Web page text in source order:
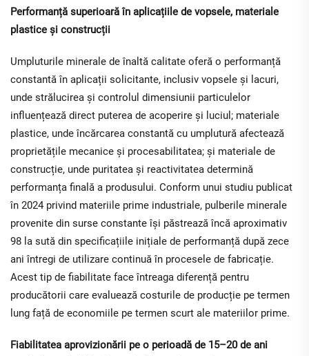
Performanță superioară în aplicațiile de vopsele, materiale
plastice și construcții
Umpluturile minerale de înaltă calitate oferă o performanță
constantă în aplicații solicitante, inclusiv vopsele și lacuri,
unde strălucirea și controlul dimensiunii particulelor
influențează direct puterea de acoperire și luciul; materiale
plastice, unde încărcarea constantă cu umplutură afectează
proprietățile mecanice și procesabilitatea; și materiale de
construcție, unde puritatea și reactivitatea determină
performanța finală a produsului. Conform unui studiu publicat
în 2024 privind materiile prime industriale, pulberile minerale
provenite din surse constante își păstrează încă aproximativ
98 la sută din specificațiile inițiale de performanță după zece
ani întregi de utilizare continuă în procesele de fabricație.
Acest tip de fiabilitate face întreaga diferență pentru
producătorii care evaluează costurile de producție pe termen
lung față de economiile pe termen scurt ale materiilor prime.
Fiabilitatea aprovizionării pe o perioadă de 15–20 de ani